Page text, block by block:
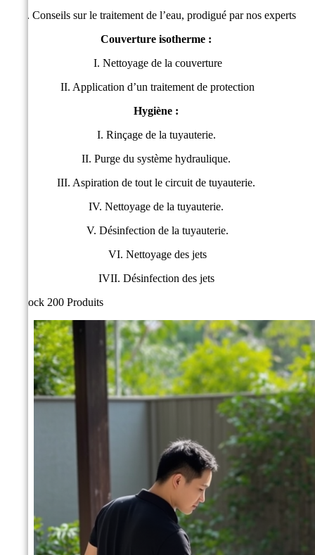
II. Conseils sur le traitement de l’eau, prodigué par nos experts
Couverture isotherme :
I. Nettoyage de la couverture
II. Application d’un traitement de protection
Hygiène :
I. Rinçage de la tuyauterie.
II. Purge du système hydraulique.
III. Aspiration de tout le circuit de tuyauterie.
IV. Nettoyage de la tuyauterie.
V. Désinfection de la tuyauterie.
VI. Nettoyage des jets
IVII. Désinfection des jets
En stock 200 Produits